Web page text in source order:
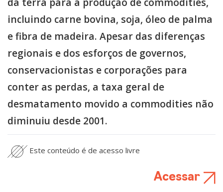
incluindo carne bovina, soja, óleo de palma
e fibra de madeira. Apesar das diferenças
regionais e dos esforços de governos,
conservacionistas e corporações para
conter as perdas, a taxa geral de
desmatamento movido a commodities não
diminuiu desde 2001.
Este conteúdo é de acesso livre
Acessar